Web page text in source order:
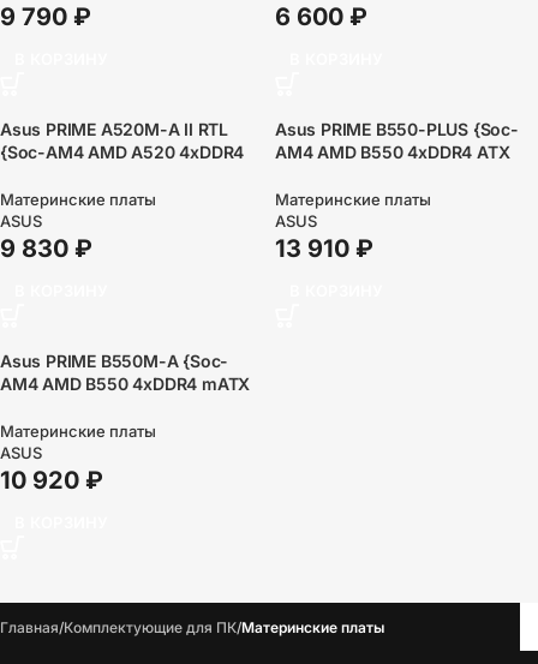
9 790 ₽ 6 600 ₽
Asus PRIME A520M-A II RTL
{Soc-AM4 AMD A520 4xDDR4
RAID+VGA+DVI+HDMI}
Материнские платы
ASUS
9 830 ₽
Asus PRIME B550-PLUS {Soc-
AM4 AMD B550 4xDDR4 ATX
RAID+HDMI+DP}
Материнские платы
ASUS
13 910 ₽
Asus PRIME B550M-A {Soc-
AM4 AMD B550 4xDDR4 mATX
RAID+VGA+DVI+HDMI}
Материнские платы
ASUS
10 920 ₽
Главная Комплектующие для ПК Материнские платы